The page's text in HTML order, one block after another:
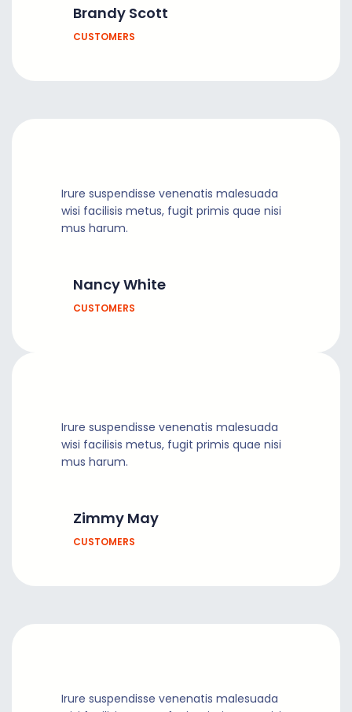
Brandy Scott
CUSTOMERS
Irure suspendisse venenatis malesuada
wisi facilisis metus, fugit primis quae nisi
mus harum.
Nancy White
CUSTOMERS
Irure suspendisse venenatis malesuada
wisi facilisis metus, fugit primis quae nisi
mus harum.
Zimmy May
CUSTOMERS
Irure suspendisse venenatis malesuada